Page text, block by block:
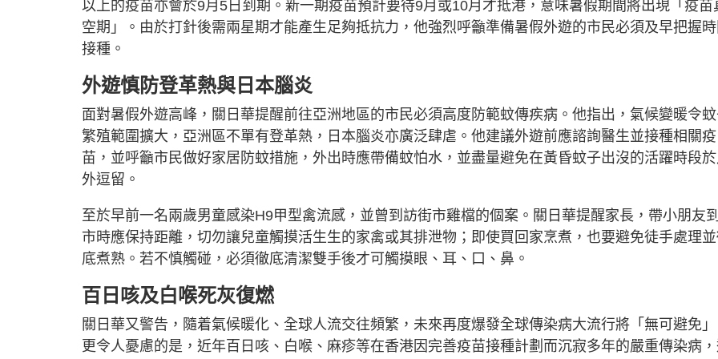
以上的疫苗亦會於9月5日到期。新一期疫苗預計要待9月或10月才抵港，意味暑假期間將出現「疫苗
空期」。由於打針後需兩星期才能產生足夠抵抗力，他強烈呼籲準備暑假外遊的市民必須及早把握時
接種。
外遊慎防登革熱與日本腦炎
面對暑假外遊高峰，關日華提醒前往亞洲地區的市民必須高度防範蚊傳疾病。他指出，氣候變暖令
繁殖範圍擴大，亞洲區不單有登革熱，日本腦炎亦廣泛肆虐。他建議外遊前應諮詢醫生並接種相關疫
苗，並呼籲市民做好家居防蚊措施，外出時應帶備蚊怕水，並盡量避免在黃昏蚊子出沒的活躍時段於
外逗留。
至於早前一名兩歲男童感染H9甲型禽流感，並曾到訪街市雞檔的個案。關日華提醒家長，帶小朋友
市時應保持距離，切勿讓兒童觸摸活生生的家禽或其排泄物；即使買回家烹煮，也要避免徒手處理
底煮熟。若不慎觸碰，必須徹底清潔雙手後才可觸摸眼、耳、口、鼻。
百日咳及白喉死灰復燃
關日華又警告，隨着氣候暖化、全球人流交往頻繁，未來再度爆發全球傳染病大流行將「無可避免」
更令人憂慮的是，近年百日咳、白喉、麻疹等在香港因完善疫苗接種計劃而沉寂多年的嚴重傳染病